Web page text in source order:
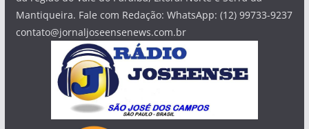
Mantiqueira. Fale com Redação: WhatsApp: (12) 99733-9237
contato@jornaljoseensenews.com.br